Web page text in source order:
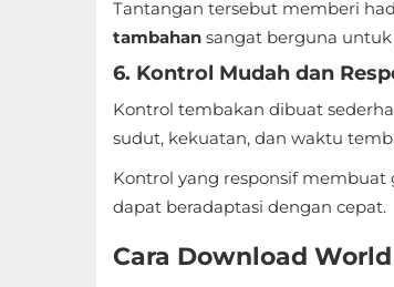
Tantangan tersebut memberi
tambahan sangat berguna
6. Kontrol Mudah dan
Kontrol tembakan dibuat
sudut, kekuatan, dan waktu
Kontrol yang responsif
dapat beradaptasi dengan cepat.
Cara Download